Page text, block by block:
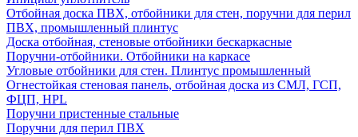
Отбойная доска ПВХ, отбойники для стен, поручни для перил
ПВХ, промышленный плинтус
Доска отбойная, стеновые отбойники бескаркасные
Поручни-отбойники. Отбойники на каркасе
Угловые отбойники для стен. Плинтус промышленный
Огнестойкая стеновая панель, отбойная доска из СМЛ, ГСП,
ФЦП, HPL
Поручни пристенные стальные
Поручни для перил ПВХ